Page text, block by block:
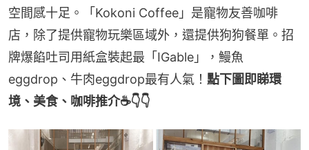
空間感十足。「Kokoni Coffee」是寵物友善咖啡
店，除了提供寵物玩樂區域外，還提供狗狗餐單。招
牌爆餡吐司用紙盒裝起最「IGable」，鰻魚
eggdrop、牛肉eggdrop最有人氣！ 點下圖即睇環
境、美食、咖啡推介☕👇👇